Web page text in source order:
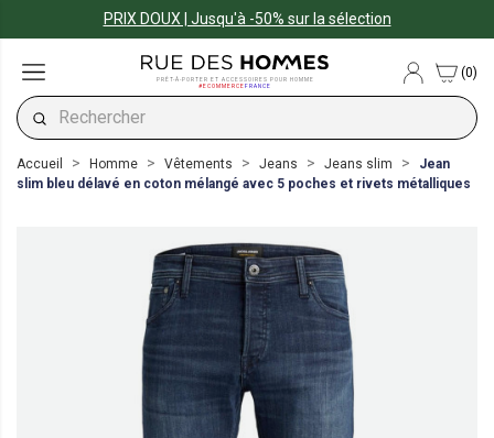
PRIX DOUX | Jusqu'à -50% sur la sélection
PRÊT-À-PORTER ET ACCESSOIRES POUR HOMME
#ECOMMERCEFRANCE
(0)
Accueil Homme Vêtements Jeans Jeans slim
Jean
slim bleu délavé en coton mélangé avec 5 poches et rivets métalliques